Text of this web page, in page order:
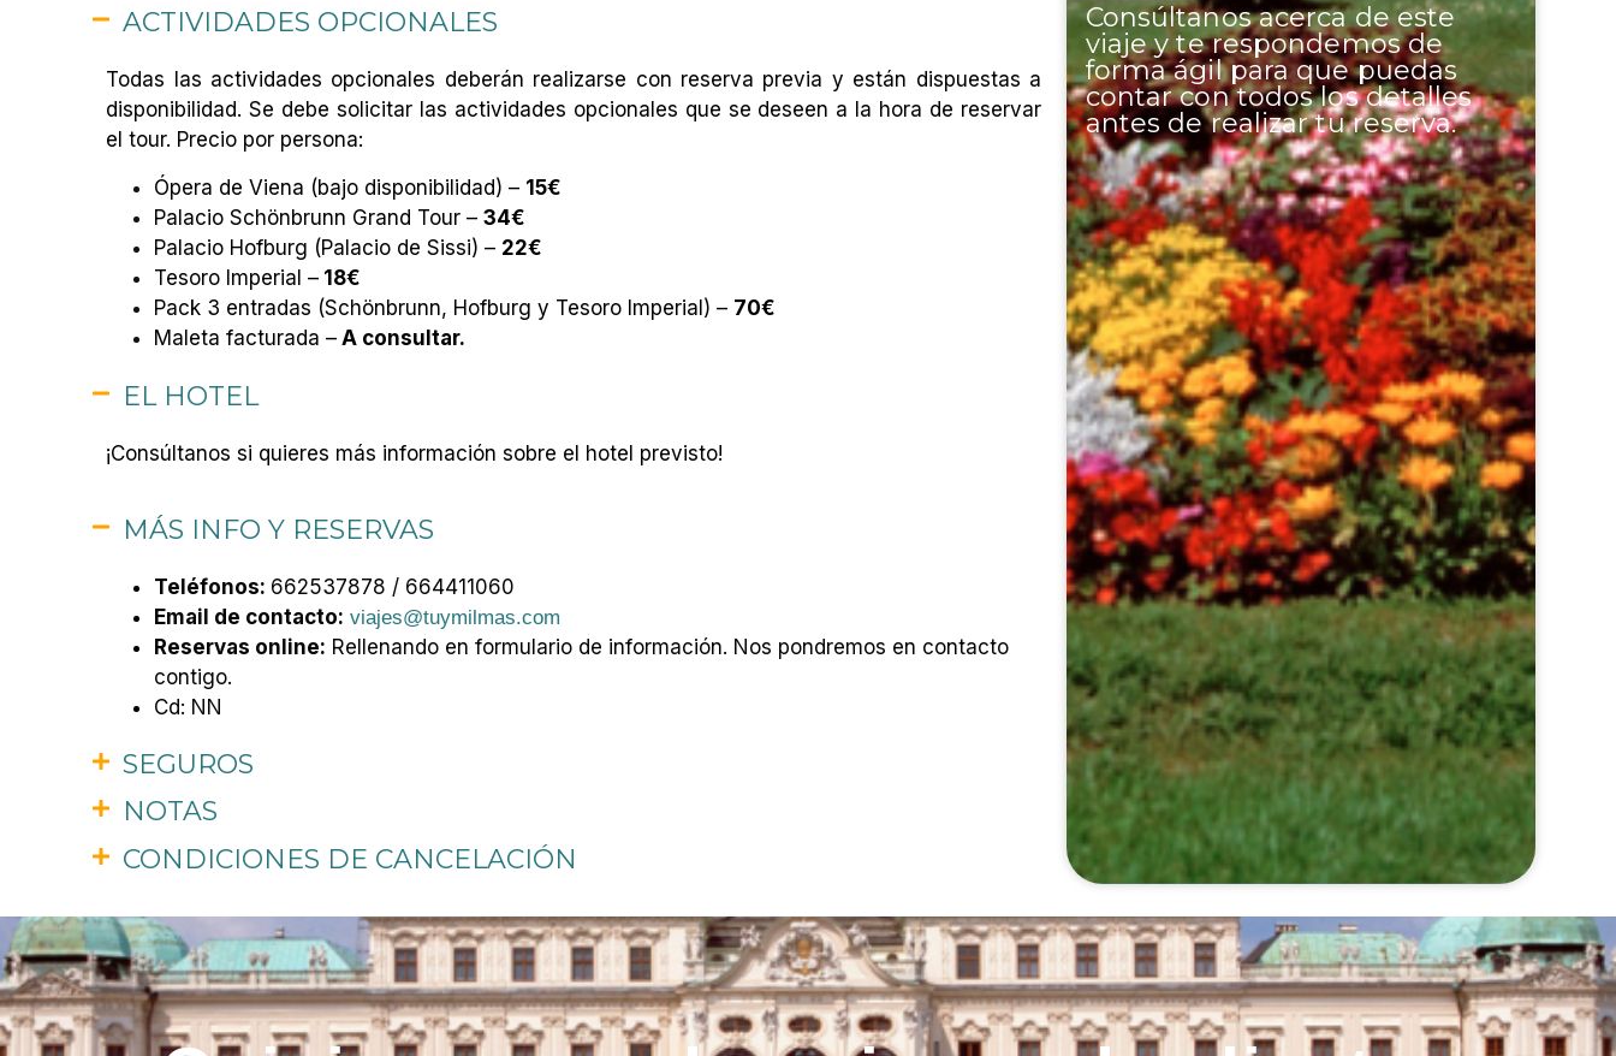
ACTIVIDADES OPCIONALES
Todas las actividades opcionales deberán realizarse con reserva previa y están dispuestas a
disponibilidad. Se debe solicitar las actividades opcionales que se deseen a la hora de reservar
el tour. Precio por persona:
Ópera de Viena (bajo disponibilidad) – 15€
Palacio Schönbrunn Grand Tour –34€
Palacio Hofburg (Palacio de Sissi) – 22€
Tesoro Imperial – 18€
Pack 3 entradas (Schönbrunn, Hofburg y Tesoro Imperial) – 70€
Maleta facturada – A consultar.
EL HOTEL
¡Consúltanos si quieres más información sobre el hotel previsto!
MÁS INFO Y RESERVAS
Teléfonos: 662537878 / 664411060
Email de contacto: viajes@tuymilmas.com
Reservas online: Rellenando en formulario de información. Nos pondremos en contacto
contigo.
Cd: NN
SEGUROS
NOTAS
CONDICIONES DE CANCELACIÓN
Consúltanos acerca de este
viaje y te respondemos de
forma ágil para que puedas
contar con todos los detalles
antes de realizar tu reserva.